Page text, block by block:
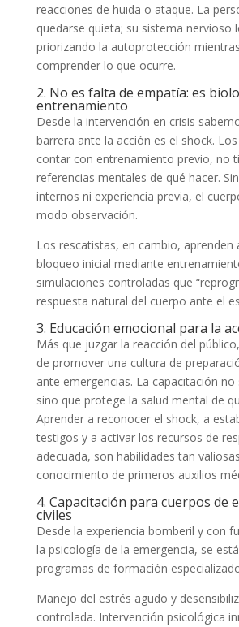
reacciones de huida o ataque. La
quedarse quieta; su sistema nervioso
priorizando la autoprotección
comprender lo que ocurre.
2. No es falta de empatía: es
entrenamiento
Desde la intervención en crisis
barrera ante la acción es el shock.
contar con entrenamiento previo, no
referencias mentales de qué hacer.
internos ni experiencia previa, el
modo observación.
Los rescatistas, en cambio, aprenden
bloqueo inicial mediante
simulaciones controladas que
respuesta natural del cuerpo ante el
3. Educación emocional para la
Más que juzgar la reacción del
de promover una cultura de
ante emergencias. La capacitación no
sino que protege la salud mental de
Aprender a reconocer el shock, a
testigos y a activar los recursos de
adecuada, son habilidades tan
conocimiento de primeros auxilios
4. Capacitación para cuerpos de
civiles
Desde la experiencia bomberil y con
la psicología de la emergencia, se
programas de formación
Manejo del estrés agudo y
controlada. Intervención psicológica